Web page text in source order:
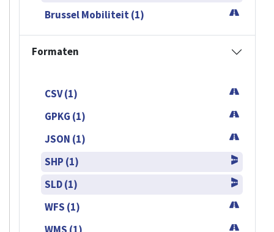
Brussel Mobiliteit (1)
Formaten
CSV (1)
GPKG (1)
JSON (1)
SHP (1)
SLD (1)
WFS (1)